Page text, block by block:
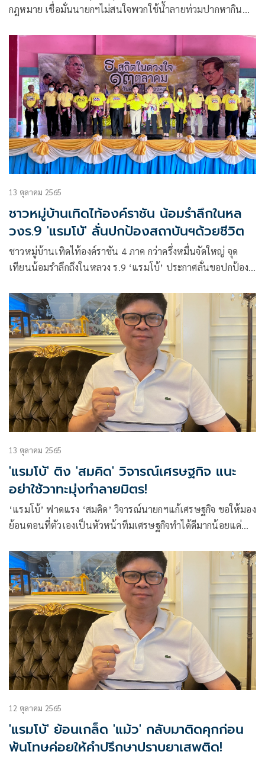
กฎหมาย เชื่อมั่นนายกฯไม่สนใจพวกใช้น้ำลายท่วมปากหากิน
น้ำท่วม ให้หายเดือดร้อนดีกว่า
13 ตุลาคม 2565
ชาวหมู่บ้านเทิดไท้องค์ราชัน น้อมรำลึกในหล
วงร.9 'แรมโบ้' ลั่นปกป้องสถาบันฯด้วยชีวิต
ชาวหมู่บ้านเทิดไท้องค์ราชัน 4 ภาค กว่าครึ่งหมื่นจัดใหญ่ จุด
เทียนน้อมรำลึกถึงในหลวง ร.9 ‘แรมโบ้’ ประกาศลั่นขอปกป้อง
13 ตุลาคม 2565
'แรมโบ้' ติง 'สมคิด' วิจารณ์เศรษฐกิจ แนะ
อย่าใช้วาทะมุ่งทำลายมิตร!
‘แรมโบ้’ ฟาดแรง ‘สมคิด’ วิจารณ์นายกฯแก้เศรษฐกิจ ขอให้มอง
ย้อนตอนที่ตัวเองเป็นหัวหน้าทีมเศรษฐกิจทำได้ดีมากน้อยแค่
อย่าใช้วาทะหาเสียง แต่มุ่งทำลายมิตรจะกลายเป็นการเมืองน้ำ
เน่า
12 ตุลาคม 2565
'แรมโบ้' ย้อนเกล็ด 'แม้ว' กลับมาติดคุกก่อน
พ้นโทษค่อยให้คำปรึกษาปราบยาเสพติด!